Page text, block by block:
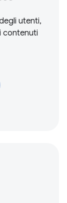
utenti,
contenuti